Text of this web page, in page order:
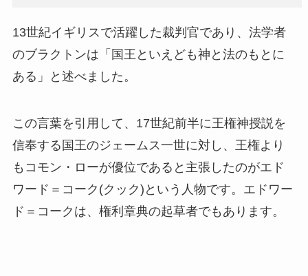
13世紀イギリスで活躍した裁判官であり、法学者
のブラクトンは「国王といえども神と法のもとに
ある」と述べました。
この言葉を引用して、17世紀前半に王権神授説を
信奉する国王のジェームス一世に対し、王権より
もコモン・ローが優位であると主張したのがエド
ワード＝コーク(クック)という人物です。エドワー
ド＝コークは、権利章典の起草者でもあります。